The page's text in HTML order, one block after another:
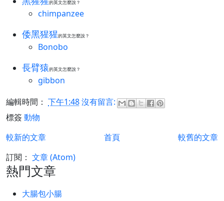
的英文怎麼說？
chimpanzee
倭黑猩猩的英文怎麼說？
Bonobo
長臂猿的英文怎麼說？
gibbon
編輯時間： 下午1:48沒有留言:
標簽 動物
較新的文章
較舊的文章
首頁
訂閱： 文章 (Atom)
熱門文章
大腸包小腸